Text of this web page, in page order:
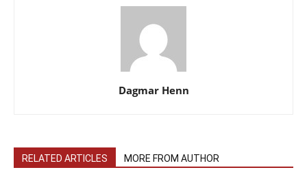
Dagmar Henn
RELATED ARTICLES MORE FROM AUTHOR